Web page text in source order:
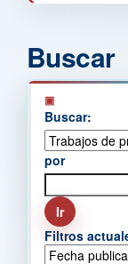
Buscar
Buscar:
por
Filtros